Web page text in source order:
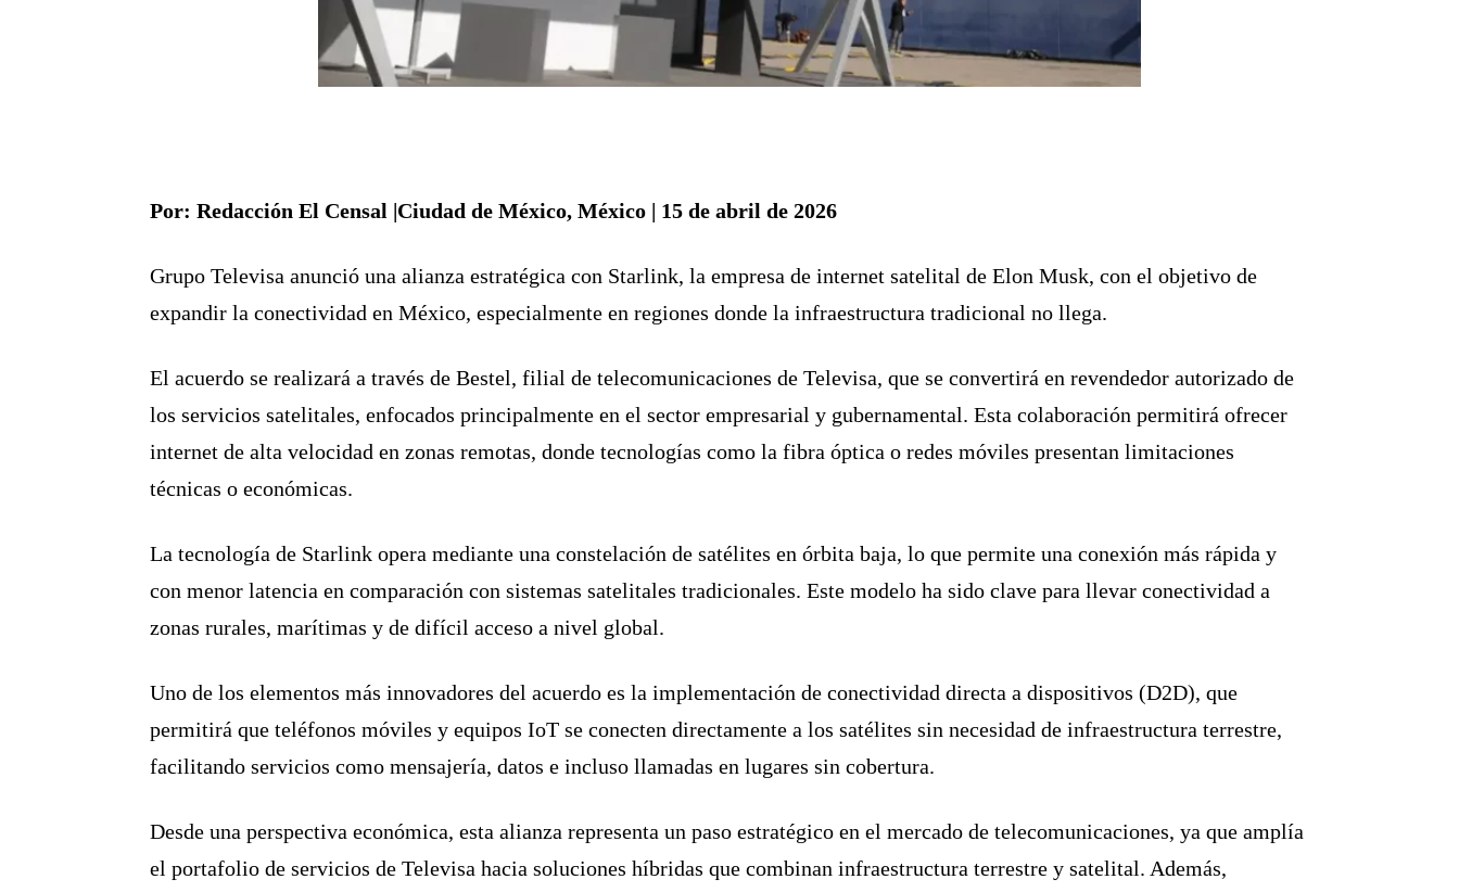
Por: Redacción El Censal |Ciudad de México, México | 15 de abril de 2026
Grupo Televisa anunció una alianza estratégica con Starlink, la empresa de internet satelital de Elon Musk, con el objetivo de
expandir la conectividad en México, especialmente en regiones donde la infraestructura tradicional no llega.
El acuerdo se realizará a través de Bestel, filial de telecomunicaciones de Televisa, que se convertirá en revendedor autorizado de
los servicios satelitales, enfocados principalmente en el sector empresarial y gubernamental. Esta colaboración permitirá ofrecer
internet de alta velocidad en zonas remotas, donde tecnologías como la fibra óptica o redes móviles presentan limitaciones
técnicas o económicas.
La tecnología de Starlink opera mediante una constelación de satélites en órbita baja, lo que permite una conexión más rápida y
con menor latencia en comparación con sistemas satelitales tradicionales. Este modelo ha sido clave para llevar conectividad a
zonas rurales, marítimas y de difícil acceso a nivel global.
Uno de los elementos más innovadores del acuerdo es la implementación de conectividad directa a dispositivos (D2D), que
permitirá que teléfonos móviles y equipos IoT se conecten directamente a los satélites sin necesidad de infraestructura terrestre,
facilitando servicios como mensajería, datos e incluso llamadas en lugares sin cobertura.
Desde una perspectiva económica, esta alianza representa un paso estratégico en el mercado de telecomunicaciones, ya que amplía
el portafolio de servicios de Televisa hacia soluciones híbridas que combinan infraestructura terrestre y satelital. Además,